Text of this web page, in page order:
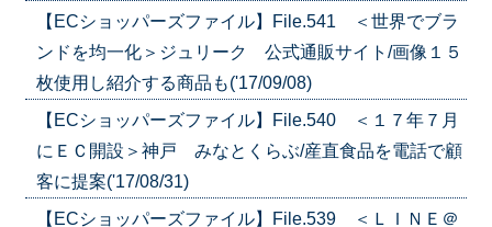
【ECショッパーズファイル】File.541 ＜世界でブラ
ンドを均一化＞ジュリーク 公式通販サイト/画像１５
枚使用し紹介する商品も('17/09/08)
【ECショッパーズファイル】File.540 ＜１７年７月
にＥＣ開設＞神戸 みなとくらぶ/産直食品を電話で顧
客に提案('17/08/31)
【ECショッパーズファイル】File.539 ＜ＬＩＮＥ＠